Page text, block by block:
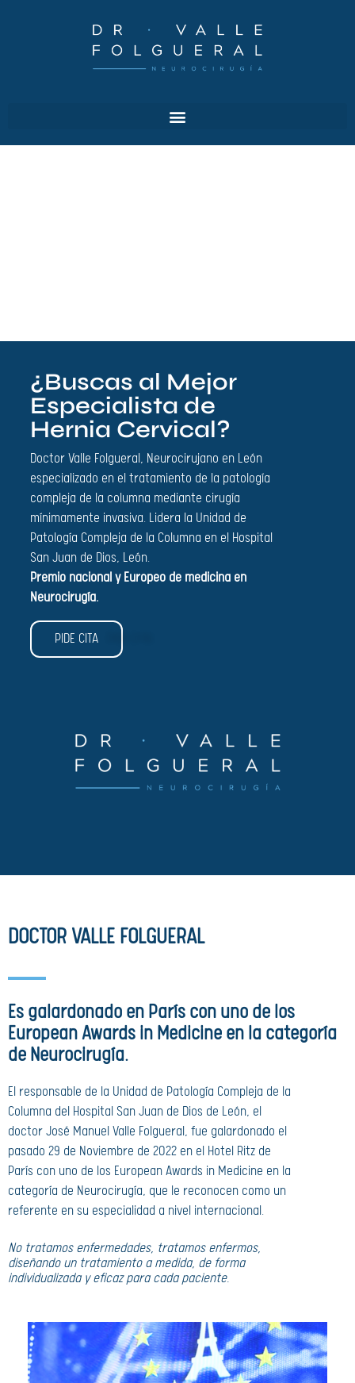
¿Buscas al Mejor
Especialista de
Hernia Cervical?
Doctor Valle Folgueral, Neurocirujano en León
especializado en el tratamiento de la patología
compleja de la columna mediante cirugía
mínimamente invasiva. Lidera la Unidad de
Patología Compleja de la Columna en el Hospital
San Juan de Dios, León.
Premio nacional y Europeo de medicina en
Neurocirugía.
PIDE CITA
DOCTOR VALLE FOLGUERAL
Es galardonado en París con uno de los
European Awards in Medicine en la categoría
de Neurocirugía.
El responsable de la Unidad de Patología Compleja de la
Columna del Hospital San Juan de Dios de León, el
doctor José Manuel Valle Folgueral, fue galardonado el
pasado 29 de Noviembre de 2022 en el Hotel Ritz de
París con uno de los European Awards in Medicine en la
categoría de Neurocirugía, que le reconocen como un
referente en su especialidad a nivel internacional.
No tratamos enfermedades, tratamos enfermos,
diseñando un tratamiento a medida, de forma
individualizada y eficaz para cada paciente.